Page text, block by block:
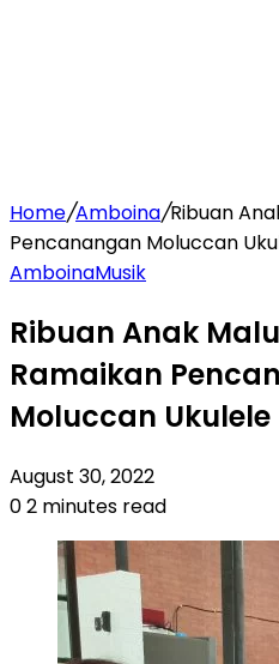
Home/Amboina/Ribuan
Pencanangan Moluccan
AmboinaMusik
Ribuan Anak
Ramaikan
Moluccan Ukulele
August 30, 2022
02 minutes read